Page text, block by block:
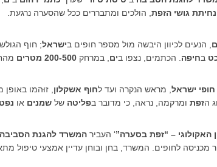
נחיתת גושי הזפת , הולכים ומתבררים ככל שהסערה נרגעת.
, הנעים לכיוון היבשה מול מספר חופים בישראל; חוף
בחיפה . הכתמים, נצפו בים , במרחק200-500 מטרים
חופי ישראל , מראש הנקרה ועד לחוף אשקלון , זוּהמו
הזפת ומרקמה, נראה, כי מדובר בפליטהשלשמנים או נפט
האקולוגי – “זפת בסערה”‘ העבירהמשרד להגנת הסביבה
מכניסה לחופים. המשרד, בחן ובוחן עדיין אמצעי טיפול